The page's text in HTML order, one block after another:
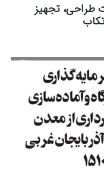
طراحی، تجهیز